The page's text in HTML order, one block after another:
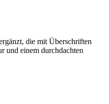
die mit Überschriften
und einem durchdachten